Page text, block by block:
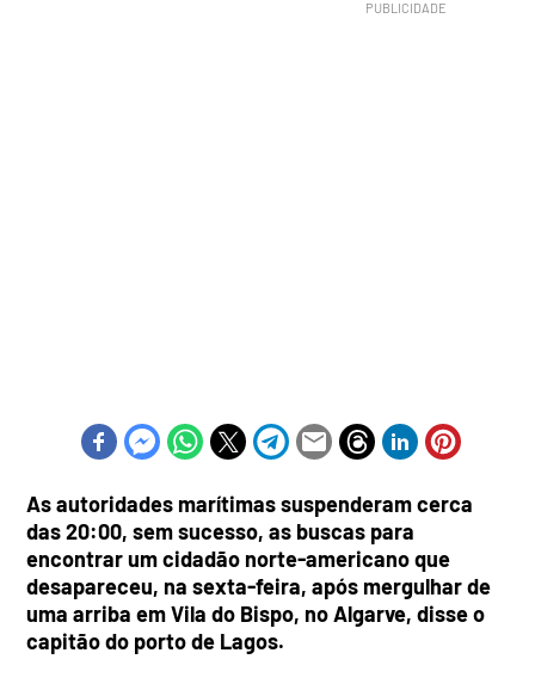
As autoridades marítimas suspenderam cerca
das 20:00, sem sucesso, as buscas para
encontrar um cidadão norte-americano que
desapareceu, na sexta-feira, após mergulhar de
uma arriba em Vila do Bispo, no Algarve, disse o
capitão do porto de Lagos.